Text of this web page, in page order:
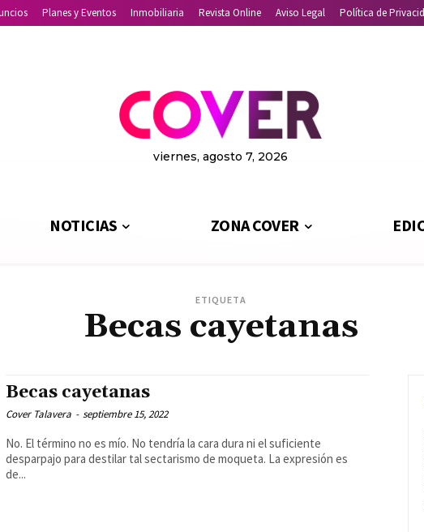
Planes y Eventos Inmobiliaria Revista Online Aviso Legal Política de
viernes, agosto 7, 2026
NOTICIAS ZONA COVER
ETIQUETA
Becas cayetanas
Becas cayetanas
Cover Talavera - septiembre 15, 2022
No. El término no es mío. No tendría la cara dura ni el suficiente
desparpajo para destilar tal sectarismo de moqueta. La expresión es
de...